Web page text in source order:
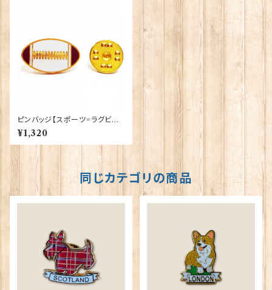
ピンバッジ【スポーツ=ラグビー
ボール】Tradition 90040-P1
47
¥1,320
同じカテゴリの商品